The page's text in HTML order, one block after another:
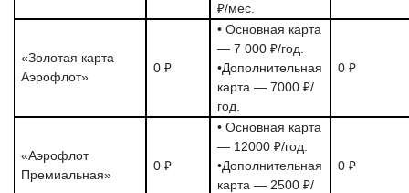
₽/мес.
«Золотая карта
Аэрофлот»
0 ₽
• Основная карта
— 7 000 ₽/год.
•Дополнительная
карта — 7000 ₽/
год.
0 ₽
«Аэрофлот
Премиальная»
0 ₽
• Основная карта
— 12000 ₽/год.
•Дополнительная
карта — 2500 ₽/
0 ₽